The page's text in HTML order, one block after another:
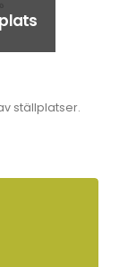
ställplatser.